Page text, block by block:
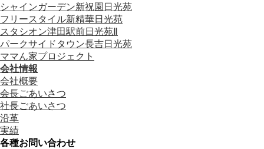
シャインガーデン新祝園日光苑
フリースタイル新精華日光苑
スタシオン津田駅前日光苑Ⅱ
パークサイドタウン長吉日光苑
ママん家プロジェクト
会社情報
会社概要
会長ごあいさつ
社長ごあいさつ
沿革
実績
各種お問い合わせ